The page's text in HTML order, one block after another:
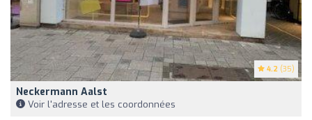
4.2 (35)
Neckermann Aalst
Voir l'adresse et les coordonnées